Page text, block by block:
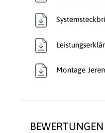
BEWERTUNGEN
Montage